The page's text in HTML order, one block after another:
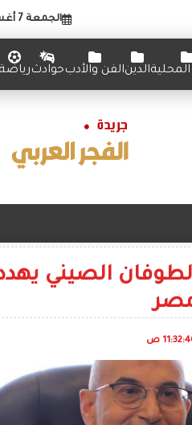
الجمعة 7 أغسطس 2026
المحليةالدينالفن والأدبحوادثرياضة
الصيني